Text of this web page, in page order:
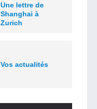
Une lettre de
Shanghai à
Zurich
Vos actualités